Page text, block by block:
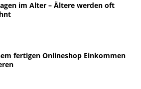
im Alter – Ältere werden oft
fertigen Onlineshop Einkommen